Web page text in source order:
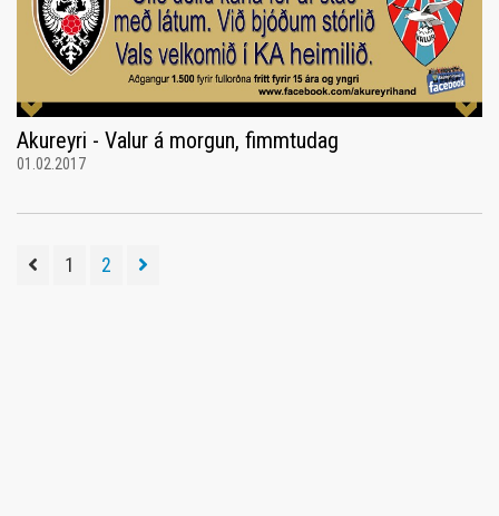
Akureyri - Valur á morgun, fimmtudag
01.02.2017
1 2